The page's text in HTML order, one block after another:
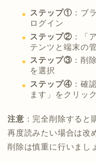
ステップ① ：ブ
ログイン
ステップ② ：「
テンツと端末の
ステップ③ ：削
を選択
ステップ④ ：確
ます」をクリック
注意 ：完全削除すると
再度読みたい場合は改
削除は慎重に行いまし